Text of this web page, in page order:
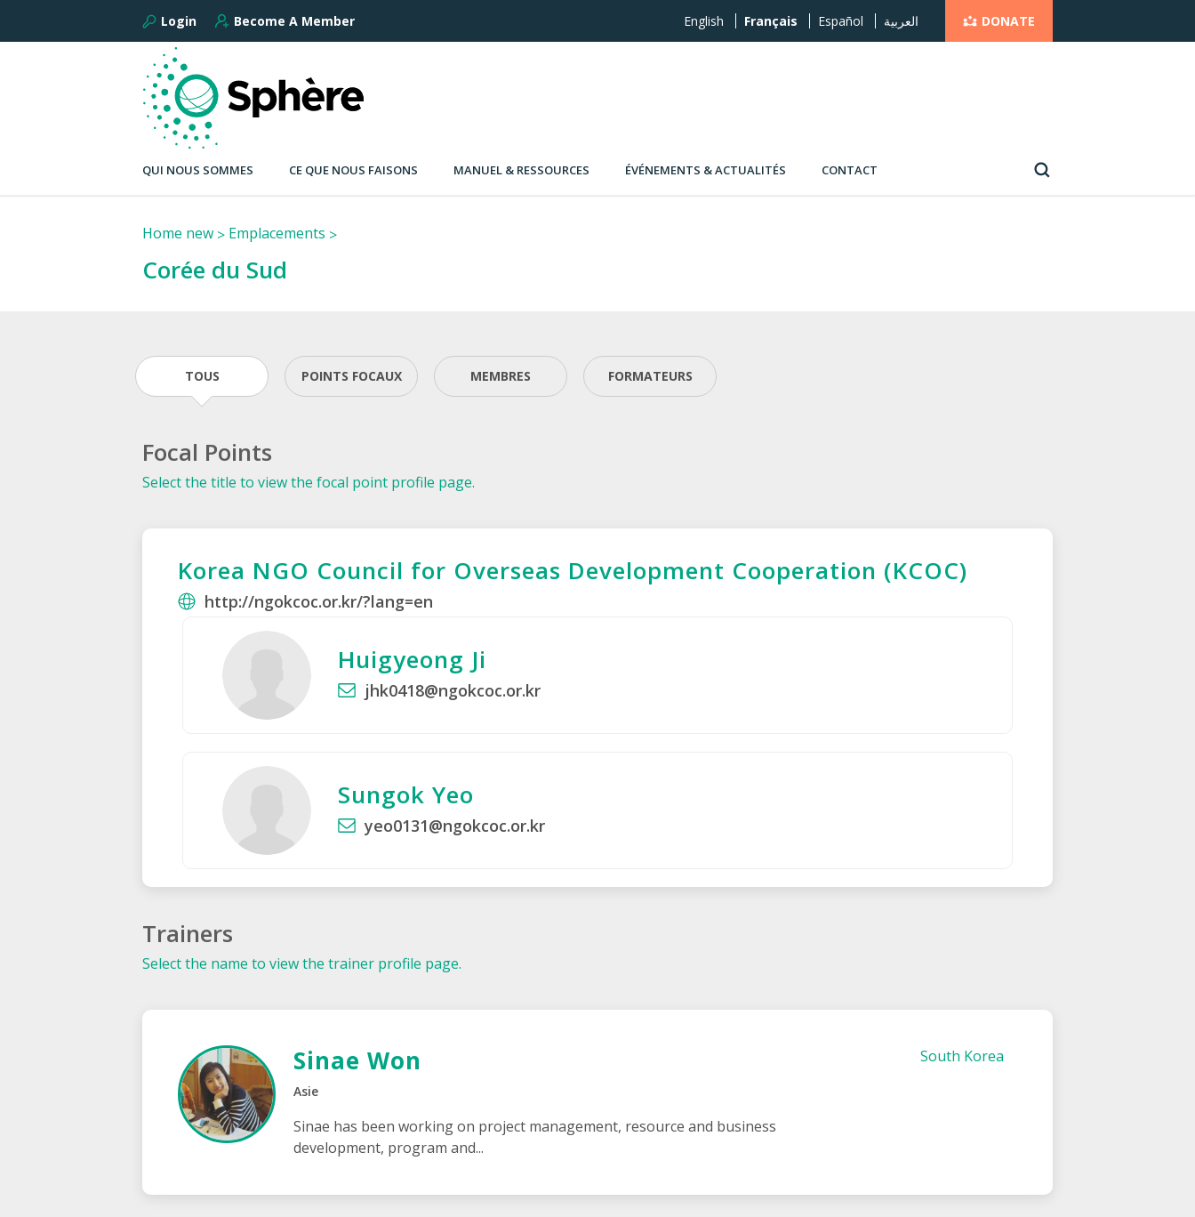
Login Become A Member English Français Español العربية DONATE
QUI NOUS SOMMES CE QUE NOUS FAISONS MANUEL & RESSOURCES ÉVÉNEMENTS & ACTUALITÉS CONTACT
Home new Emplacements
Corée du Sud
TOUS POINTS FOCAUX MEMBRES FORMATEURS
Focal Points
Select the title to view the focal point profile page.
Korea NGO Council for Overseas Development Cooperation (KCOC)
http://ngokcoc.or.kr/?lang=en
Huigyeong Ji
jhk0418@ngokcoc.or.kr
Sungok Yeo
yeo0131@ngokcoc.or.kr
Trainers
Select the name to view the trainer profile page.
Sinae Won
Asie
Sinae has been working on project management, resource and business
development, program and...
South Korea